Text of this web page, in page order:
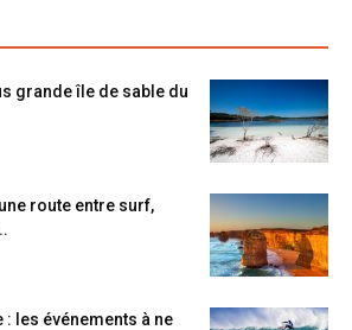
grande île de sable du
route entre surf,
les événements à ne